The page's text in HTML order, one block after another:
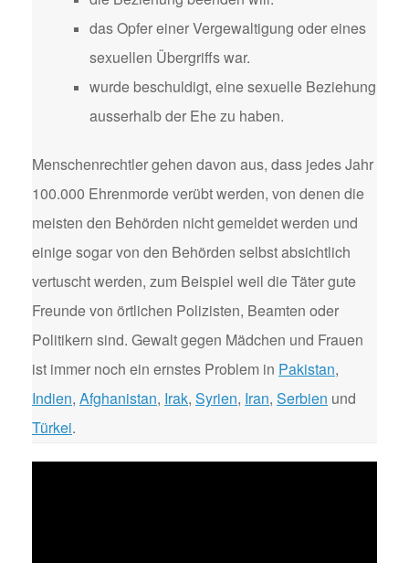
das Opfer einer Vergewaltigung oder eines
sexuellen Übergriffs war.
wurde beschuldigt, eine sexuelle Beziehung
ausserhalb der Ehe zu haben.
Menschenrechtler gehen davon aus, dass jedes Jahr
100.000 Ehrenmorde verübt werden, von denen die
meisten den Behörden nicht gemeldet werden und
einige sogar von den Behörden selbst absichtlich
vertuscht werden, zum Beispiel weil die Täter gute
Freunde von örtlichen Polizisten, Beamten oder
Politikern sind. Gewalt gegen Mädchen und Frauen
ist immer noch ein ernstes Problem in Pakistan,
Indien, Afghanistan, Irak, Syrien, Iran, Serbien und
Türkei.